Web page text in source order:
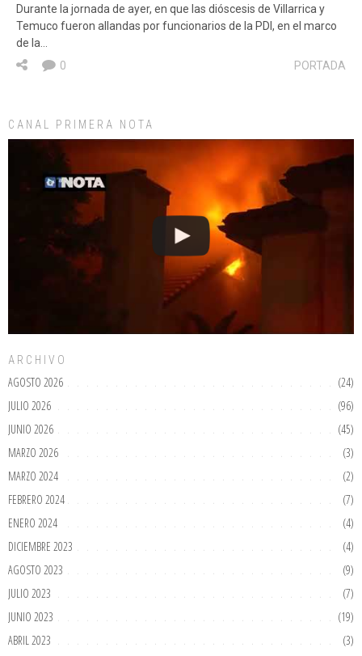
Durante la jornada de ayer, en que las dióscesis de Villarrica y
Temuco fueron allandas por funcionarios de la PDI, en el marco
de la…
PORTADA
0
CANAL PRIMERA NOTA
ARCHIVO
AGOSTO 2026
(24)
JULIO 2026
(96)
JUNIO 2026
(45)
MARZO 2026
(3)
MARZO 2024
(2)
FEBRERO 2024
(7)
ENERO 2024
(4)
DICIEMBRE 2023
(4)
AGOSTO 2023
(9)
JULIO 2023
(7)
JUNIO 2023
(19)
ABRIL 2023
(3)